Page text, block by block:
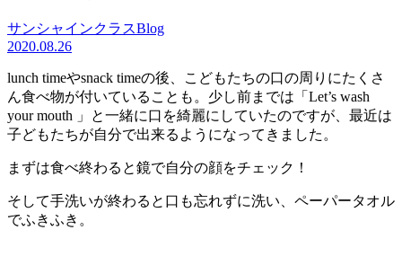
サンシャインクラスBlog
2020.08.26
lunch timeやsnack timeの後、こどもたちの口の周りにたくさ
ん食べ物が付いていることも。少し前までは「Let’s wash
your mouth 」と一緒に口を綺麗にしていたのですが、最近は
子どもたちが自分で出来るようになってきました。
まずは食べ終わると鏡で自分の顔をチェック！
そして手洗いが終わると口も忘れずに洗い、ペーパータオル
でふきふき。